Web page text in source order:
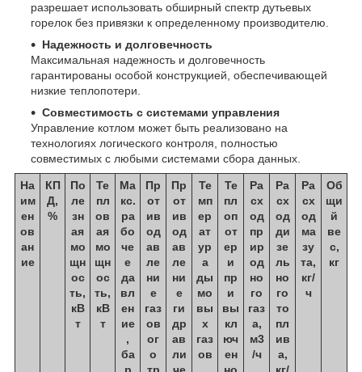
разрешает использовать обширный спектр дутьевых
горелок без привязки к определенному производителю.
Надежность и долговечность
Максимальная надежность и долговечность
гарантированы особой конструкцией, обеспечивающей
низкие теплопотери.
Совместимость с системами управления
Управление котлом может быть реализовано на
технологиях логического контроля, полностью
совместимых с любыми системами сбора данных.
На
им
ен
ов
ан
ие
КП
Д,
%
По
ле
зн
ая
мо
щн
ос
ть,
кВ
т
Те
пл
ов
ая
мо
щн
ос
ть,
кВ
т
Ма
кс.
ра
бо
че
е
да
вл
ен
ие
,
ба
Пр
от
ив
од
ав
ле
ни
е
газ
ов
ог
о
Пр
от
ив
од
ав
ле
ни
е
ги
др
ав
ли
Те
мп
ер
ат
ур
а
ды
мо
вы
х
газ
ов
Те
пл
оп
от
ер
и
пр
и
вы
кл
юч
ен
Ра
сх
од
пр
ир
од
но
го
газ
а,
м3
/ч
Ра
сх
од
ди
зе
ль
но
го
то
пл
ив
а,
Ра
сх
од
ма
зу
та,
кг/
ч
Об
щи
й
ве
с,
кг